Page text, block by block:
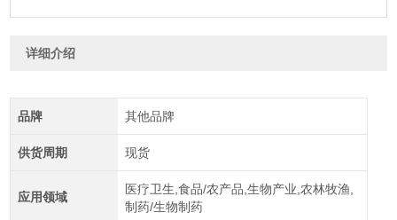
详细介绍
品牌 其他品牌
供货周期 现货
应用领域
医疗卫生,食品/农产品,生物产业,农林牧渔,
制药/生物制药